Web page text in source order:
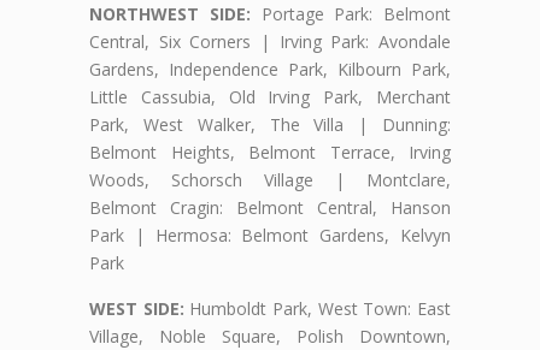
NORTHWEST SIDE: Portage Park: Belmont
Central, Six Corners | Irving Park: Avondale
Gardens, Independence Park, Kilbourn Park,
Little Cassubia, Old Irving Park, Merchant
Park, West Walker, The Villa | Dunning:
Belmont Heights, Belmont Terrace, Irving
Woods, Schorsch Village | Montclare,
Belmont Cragin: Belmont Central, Hanson
Park | Hermosa: Belmont Gardens, Kelvyn
Park
WEST SIDE: Humboldt Park, West Town: East
Village, Noble Square, Polish Downtown,